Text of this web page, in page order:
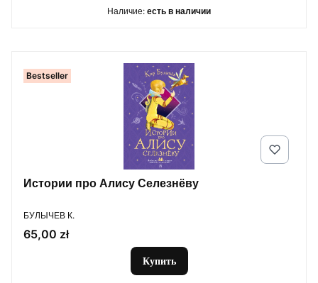
Наличие: есть в наличии
Bestseller
Истории про Алису Селезнёву
ПРОИЗВОДИТЕЛЬ
БУЛЫЧЕВ К.
Цена
65,00 zł
Купить